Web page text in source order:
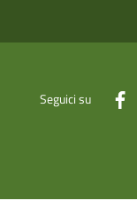
Seguici su